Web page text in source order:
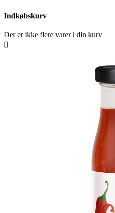
Indkøbskurv
Der er ikke flere varer i din kurv
